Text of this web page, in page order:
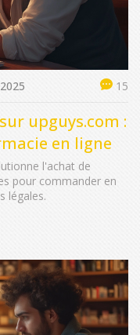
15
upguys.com :
en ligne
l'achat de
pour commander en
légales.